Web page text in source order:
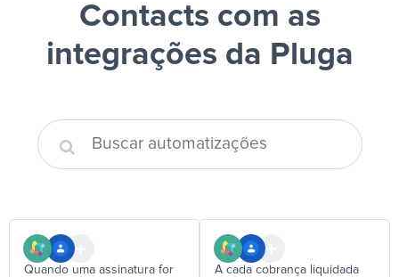
Contacts com as
integrações da Pluga
Quando uma assinatura for
A cada cobrança liquidada